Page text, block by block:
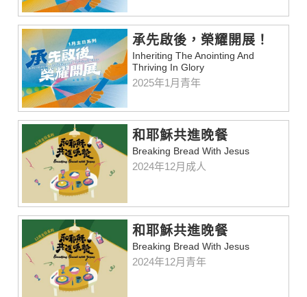
承先啟後，榮耀開展！
Inheriting The Anointing And
Thriving In Glory
2025年1月青年
和耶穌共進晚餐
Breaking Bread With Jesus
2024年12月成人
和耶穌共進晚餐
Breaking Bread With Jesus
2024年12月青年